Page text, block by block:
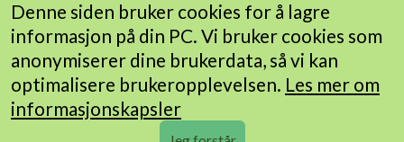
Geitmyra matkultursenter
for barn
Debio Marked
Landbrukets Økoløft
Småskala Grønt Norge
© 2026 ØKOUKA • Utviklet av Frameworks AS
Denne siden bruker cookies for å lagre
informasjon på din PC. Vi bruker cookies som
anonymiserer dine brukerdata, så vi kan
optimalisere brukeropplevelsen. Les mer om
informasjonskapsler